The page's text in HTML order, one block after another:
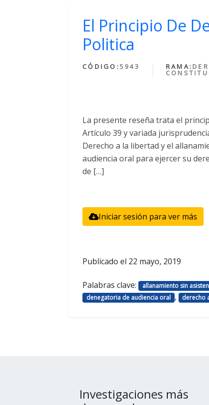
El Principio De
Politica
CÓDIGO:5943 RAMA:
La presente reseña trata el
Artículo 39 y variada
Derecho a la libertad y el
audiencia oral para ejercer su
de […]
Iniciar sesión para ver más
Publicado el 22 mayo, 2019
Palabras clave: allanamiento sin
denegatoria de audiencia oral , derecho
Investigaciones más